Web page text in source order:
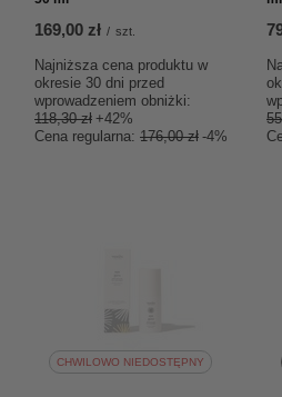
169,00 zł / szt.
Najniższa cena produktu w
okresie 30 dni przed
wprowadzeniem obniżki:
118,30 zł +42%
Cena regularna: 176,00 zł -4%
CHWILOWO NIEDOSTĘPNY